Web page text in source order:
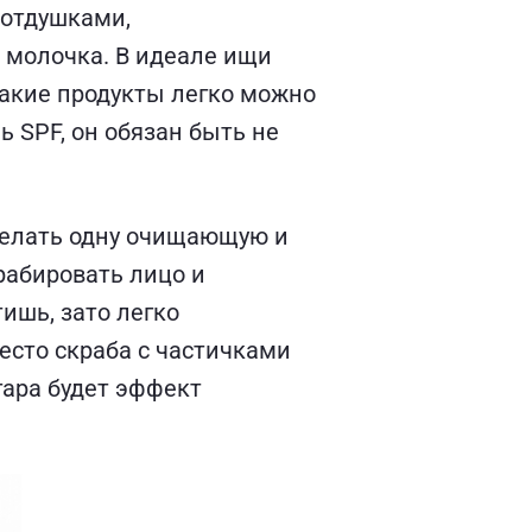
молочка. В идеале ищи
продукты легко можно
SPF, он обязан быть не
одну очищающую и
лицо и
зато легко
скраба с частичками
будет эффект